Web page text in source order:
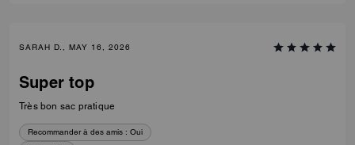
SARAH D., MAY 16, 2026
Super top
Très bon sac pratique
Recommander à des amis : Oui